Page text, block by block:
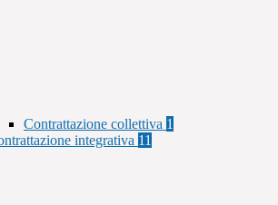
Contrattazione collettiva 1
integrativa 11